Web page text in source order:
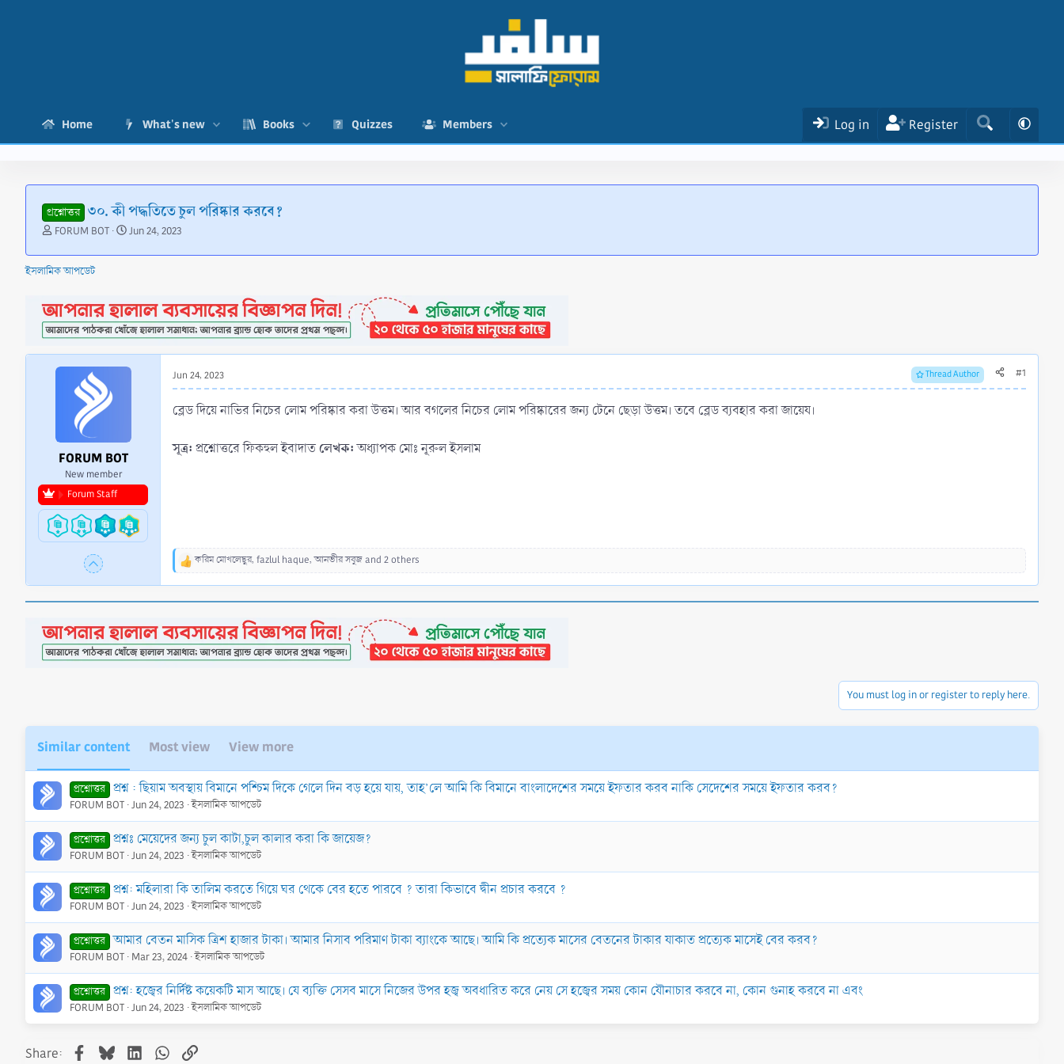
Home What's new Books Quizzes Members Log in Register
প্রশ্নোত্তর ৩০. কী পদ্ধতিতে চুল পরিষ্কার করবে?
T
r
e
d
s
t
a
r
FORUM BOT
S
a
d
a
t
e
Jun 24, 2023
ইসলামিক আপডেট
FORUM BOT
New member
Forum Staff
Jun 24, 2023 Thread Author #1
ব্লেড দিয়ে নাভির নিচের লোম পরিষ্কার করা উত্তম। আর বগলের নিচের লোম পরিষ্কারের জন্য টেনে ছেড়া উত্তম। তবে ব্লেড ব্যবহার করা জায়েয।
সূত্র: প্রশ্নোত্তরে ফিকহুল ইবাদাতলেখক:অধ্যাপক মোঃ নূরুল ইসলাম
R
i
o
n
করিম মোখলেছুর, fazlul haque,আনভীর সবুজand 2 others
You must log in or register to reply here.
Similar content Most view View more
প্রশ্নোত্তর প্রশ্ন : ছিয়াম অবস্থায় বিমানে পশ্চিম দিকে গেলে দিন বড় হয়ে যায়, তাহ’লে আমি কি বিমানে বাংলাদেশের সময়ে ইফতার করব নাকি সেদেশের সময়ে ইফতার করব?
FORUM BOT Jun 24, 2023 ইসলামিক আপডেট
প্রশ্নোত্তর প্রশ্নঃ মেয়েদের জন্য চুল কাটা,চুল কালার করা কি জায়েজ?
FORUM BOT Jun 24, 2023 ইসলামিক আপডেট
প্রশ্নোত্তর প্রশ্ন: মহিলারা কি তালিম করতে গিয়ে ঘর থেকে বের হতে পারবে ? তারা কিভাবে দ্বীন প্রচার করবে ?
FORUM BOT Jun 24, 2023 ইসলামিক আপডেট
প্রশ্নোত্তর আমার বেতন মাসিক ত্রিশ হাজার টাকা। আমার নিসাব পরিমাণ টাকা ব্যাংকে আছে। আমি কি প্রত্যেক মাসের বেতনের টাকার যাকাত প্রত্যেক মাসেই বের করব?
FORUM BOT Mar 23, 2024 ইসলামিক আপডেট
প্রশ্নোত্তর প্রশ্ন: হজ্বের নির্দিষ্ট কয়েকটি মাস আছে। যে ব্যক্তি সেসব মাসে নিজের উপর হজ্ব অবধারিত করে নেয় সে হজ্বের সময় কোন যৌনাচার করবে না, কোন গুনাহ করবে না এবং
FORUM BOT Jun 24, 2023 ইসলামিক আপডেট
Share: Facebook
BlueskyLinkedInWhatsApp
Link